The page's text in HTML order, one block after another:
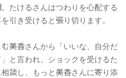
たけるさんはつわりを心配する
引き受けると張り切ります。
美香さんから「いいな、自分だ
と言われ、ショックを受けるた
談し、もっと美香さんに寄り添